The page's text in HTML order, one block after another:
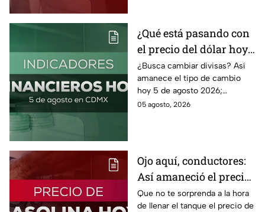
¿Qué está pasando con
el precio del dólar hoy
miércoles 5 de agosto
2026?
¿Busca cambiar divisas? Así
amanece el tipo de cambio
hoy 5 de agosto 2026;
consulta el precio del dólar
05 agosto, 2026
Ojo aquí, conductores:
Así amaneció el precio
de la gasolina HOY
Que no te sorprenda a la hora
de llenar el tanque el precio de